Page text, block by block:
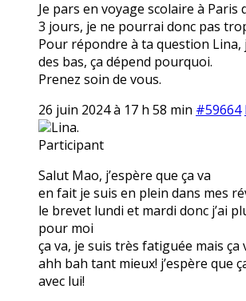
Je pars en voyage scolaire à Paris
3 jours, je ne pourrai donc pas
Pour répondre à ta question Lina,
des bas, ça dépend pourquoi.
Prenez soin de vous.
26 juin 2024 à 17 h 58 min #59664
Lina.
Participant
Salut Mao, j’espère que ça va
en fait je suis en plein dans mes
le brevet lundi et mardi donc j’ai
pour moi
ça va, je suis très fatiguée mais ça
ahh bah tant mieux! j’espère que
avec lui!